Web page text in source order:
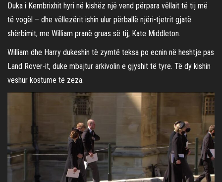
Duka i Kembrixhit hyri në kishëz një vend përpara vëllait të tij më
të vogël – dhe vëllezërit ishin ulur përballë njëri-tjetrit gjatë
shërbimit, me William pranë gruas së tij, Kate Middleton.
William dhe Harry dukeshin të zymtë teksa po ecnin në heshtje pas
Land Rover-it, duke mbajtur arkivolin e gjyshit të tyre. Të dy kishin
veshur kostume të zeza.